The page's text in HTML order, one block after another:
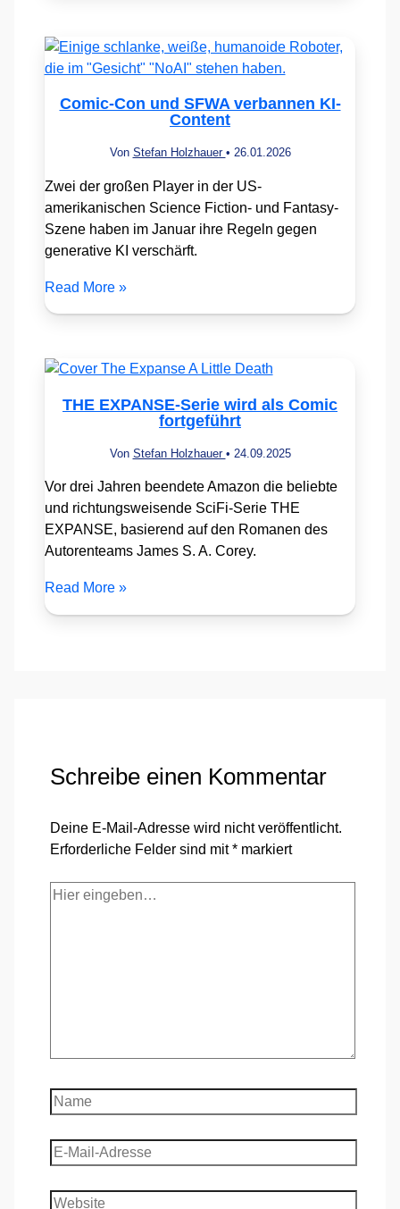
Comic-Con und SFWA verbannen KI-
Content
Von Stefan Holzhauer • 26.01.2026
Zwei der großen Player in der US-
amerikanischen Science Fiction- und Fantasy-
Szene haben im Januar ihre Regeln gegen
generative KI verschärft.
Read More »
THE EXPANSE-Serie wird als Comic
fortgeführt
Von Stefan Holzhauer • 24.09.2025
Vor drei Jahren beendete Amazon die beliebte
und richtungsweisende SciFi-Serie THE
EXPANSE, basierend auf den Romanen des
Autorenteams James S. A. Corey.
Read More »
Schreibe einen Kommentar
Deine E-Mail-Adresse wird nicht veröffentlicht.
Erforderliche Felder sind mit* markiert
Hier
Name
E-
Mail-
Adresse
Website